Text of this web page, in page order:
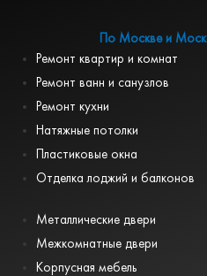
По Москве и
Ремонт квартир и комнат
Ремонт ванн и санузлов
Ремонт кухни
Натяжные потолки
Пластиковые окна
Отделка лоджий и балконов
Металлические двери
Межкомнатные двери
Корпусная мебель